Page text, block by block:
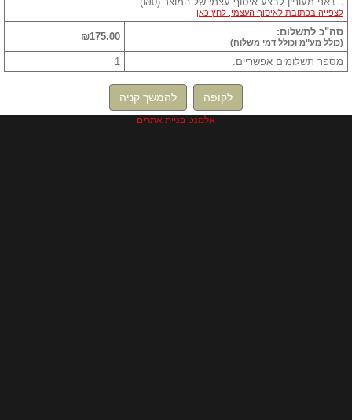
לצפייה בכתובת לאיסוף העצמי, לחץ כאן
סה"כ לתשלום:
(כולל מע"מ וכולל דמי משלוח) ₪175.00
מספר תשלומים אפשריים: 1
לקופה להמשך קניה
אלמנט בניית אתרים